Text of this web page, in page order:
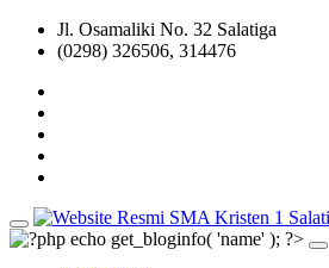
Jl. Osamaliki No. 32 Salatiga
(0298) 326506, 314476